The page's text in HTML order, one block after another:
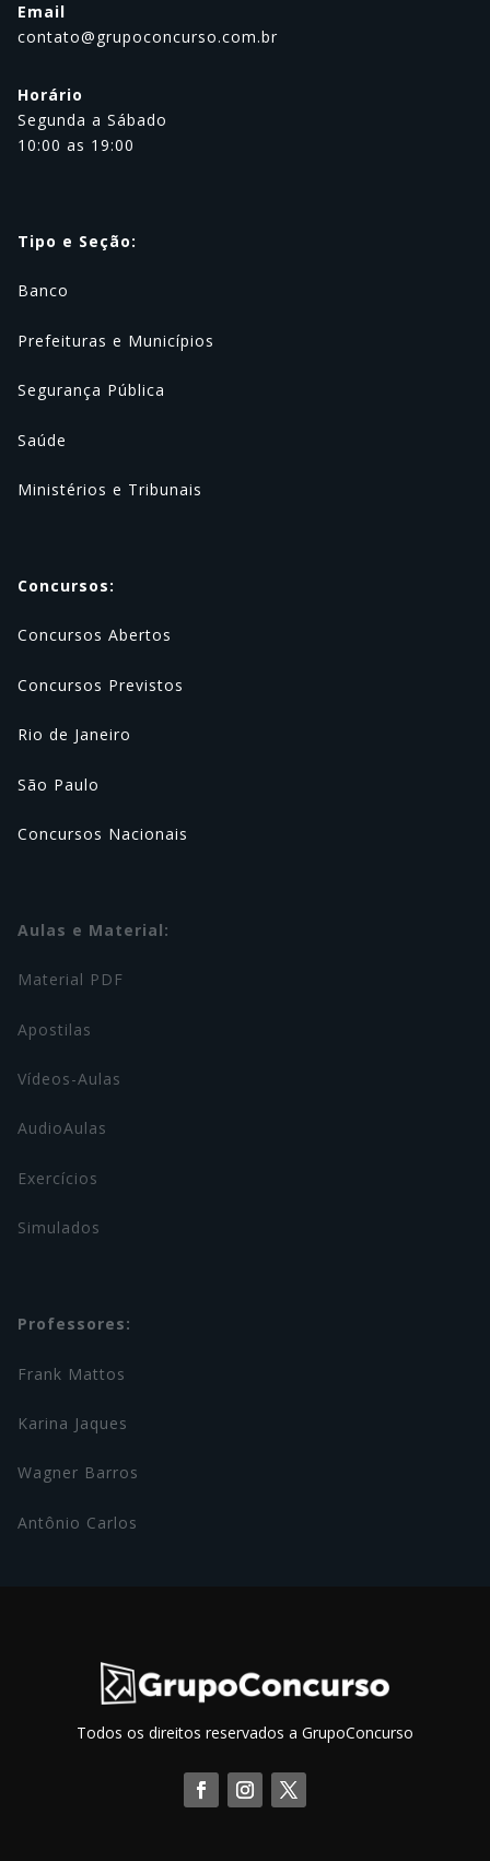
Email
contato@grupoconcurso.com.br
Horário
Segunda a Sábado
10:00 as 19:00
Tipo e Seção:
Banco
Prefeituras e Municípios
Segurança Pública
Saúde
Ministérios e Tribunais
Concursos:
Concursos Abertos
Concursos Previstos
Rio de Janeiro
São Paulo
Concursos Nacionais
Aulas e Material:
Material PDF
Apostilas
Vídeos-Aulas
AudioAulas
Exercícios
Simulados
Professores:
Frank Mattos
Karina Jaques
Wagner Barros
Antônio Carlos
Todos os direitos reservados a GrupoConcurso